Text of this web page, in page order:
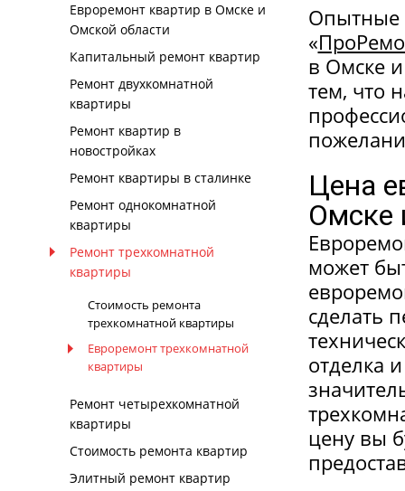
Опытные
«
в Омске
тем, что
Цена
Омске
может
сделать
отделка
цену вы
Евроремонт квартир в Омске и
Омской области
Капитальный ремонт квартир
Ремонт двухкомнатной
квартиры
Ремонт квартир в
новостройках
Ремонт квартиры в сталинке
Ремонт однокомнатной
квартиры
Ремонт трехкомнатной
квартиры
Стоимость ремонта
трехкомнатной квартиры
Евроремонт трехкомнатной
квартиры
Ремонт четырехкомнатной
квартиры
Стоимость ремонта квартир
Элитный ремонт квартир